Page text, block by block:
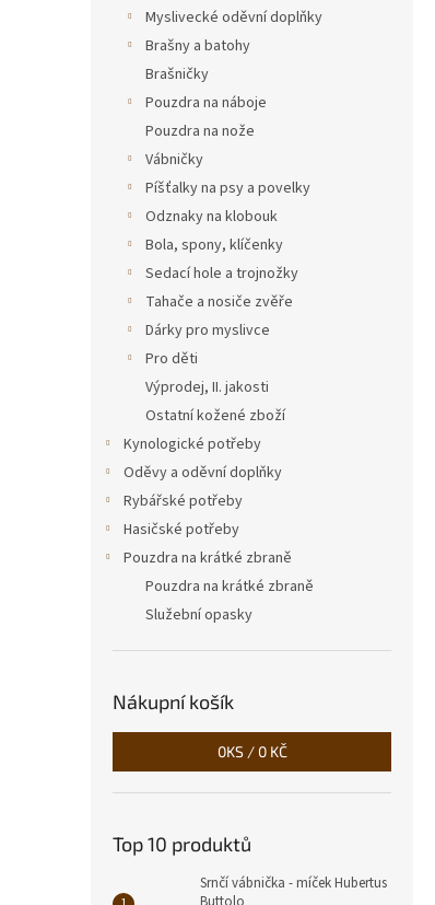
Myslivecké oděvní doplňky
Brašny a batohy
Brašničky
Pouzdra na náboje
Pouzdra na nože
Vábničky
Píšťalky na psy a povelky
Odznaky na klobouk
Bola, spony, klíčenky
Sedací hole a trojnožky
Tahače a nosiče zvěře
Dárky pro myslivce
Pro děti
Výprodej, II. jakosti
Ostatní kožené zboží
Kynologické potřeby
Oděvy a oděvní doplňky
Rybářské potřeby
Hasičské potřeby
Pouzdra na krátké zbraně
Pouzdra na krátké zbraně
Služební opasky
Nákupní košík
0KS / 0 KČ
Top 10 produktů
Srnčí vábnička - míček Hubertus